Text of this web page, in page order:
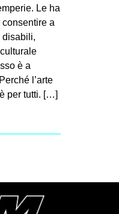
Le ha
a
disabili,
è a
l’arte
per tutti. […]